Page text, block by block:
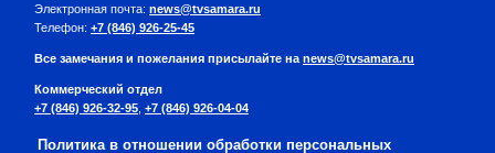
Электронная почта: news@tvsamara.ru
Телефон: +7 (846) 926-25-45
Все замечания и пожелания присылайте на news@tvsamara.ru
Коммерческий отдел
+7 (846) 926-32-95 +7 (846) 926-04-04
Политика в отношении обработки персональных